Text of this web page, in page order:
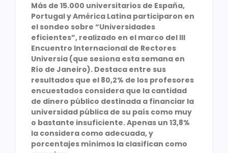
Más de 15.000 universitarios de España,
Portugal y América Latina participaron en
el sondeo sobre “Universidades
eficientes”, realizado en el marco del III
Encuentro Internacional de Rectores
Universia (que sesiona esta semana en
Río de Janeiro). Destaca entre sus
resultados que el 80,2% de los profesores
encuestados considera que la cantidad
de dinero público destinada a financiar la
universidad pública de su país como muy
o bastante insuficiente. Apenas un 13,8%
la considera como adecuada, y
porcentajes mínimos la clasifican como